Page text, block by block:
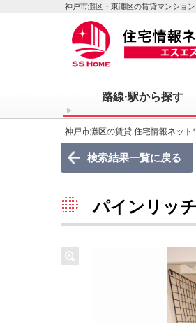
神戸市灘区・東灘区の賃貸マンショ
路線·駅から探す
神戸市灘区の賃貸 住宅情報ネッ
検索結果一覧に戻る
パインリッ